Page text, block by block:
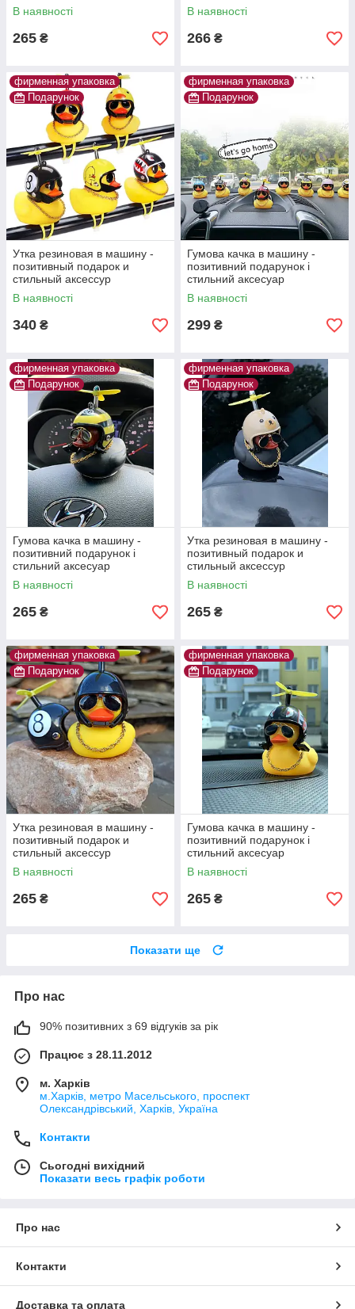
В наявності
265 ₴
В наявності
266 ₴
фирменная упаковка
Подарунок
Утка резиновая в машину -
позитивный подарок и
стильный аксессур
В наявності
340 ₴
фирменная упаковка
Подарунок
Гумова качка в машину -
позитивний подарунок і
стильний аксесуар
В наявності
299 ₴
фирменная упаковка
Подарунок
Гумова качка в машину -
позитивний подарунок і
стильний аксесуар
В наявності
265 ₴
фирменная упаковка
Подарунок
Утка резиновая в машину -
позитивный подарок и
стильный аксессур
В наявності
265 ₴
фирменная упаковка
Подарунок
Утка резиновая в машину -
позитивный подарок и
стильный аксессур
В наявності
265 ₴
фирменная упаковка
Подарунок
Гумова качка в машину -
позитивний подарунок і
стильний аксесуар
В наявності
265 ₴
Показати ще
Про нас
90% позитивних з 69 відгуків за рік
Працює з 28.11.2012
м. Харків
м.Харків, метро Масельського, проспект
Олександрівський, Харків, Україна
Контакти
Сьогодні вихідний
Показати весь графік роботи
Про нас
Контакти
Доставка та оплата